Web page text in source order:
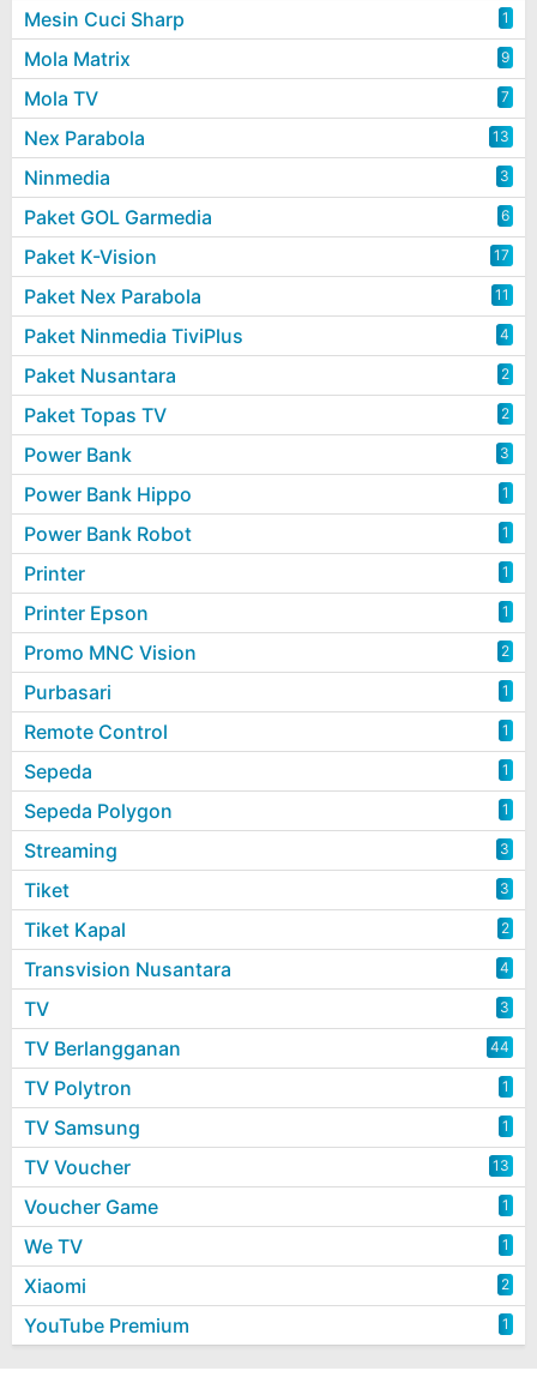
Mesin Cuci Sharp 1
Mola Matrix 9
Mola TV 7
Nex Parabola 13
Ninmedia 3
Paket GOL Garmedia 6
Paket K-Vision 17
Paket Nex Parabola 11
Paket Ninmedia TiviPlus 4
Paket Nusantara 2
Paket Topas TV 2
Power Bank 3
Power Bank Hippo 1
Power Bank Robot 1
Printer 1
Printer Epson 1
Promo MNC Vision 2
Purbasari 1
Remote Control 1
Sepeda 1
Sepeda Polygon 1
Streaming 3
Tiket 3
Tiket Kapal 2
Transvision Nusantara 4
TV 3
TV Berlangganan 44
TV Polytron 1
TV Samsung 1
TV Voucher 13
Voucher Game 1
We TV 1
Xiaomi 2
YouTube Premium 1